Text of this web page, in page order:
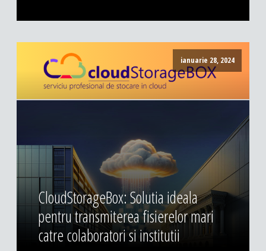
ianuarie 28, 2024
CloudStorageBox: Solutia ideala
pentru transmiterea fisierelor mari
catre colaboratori si institutii